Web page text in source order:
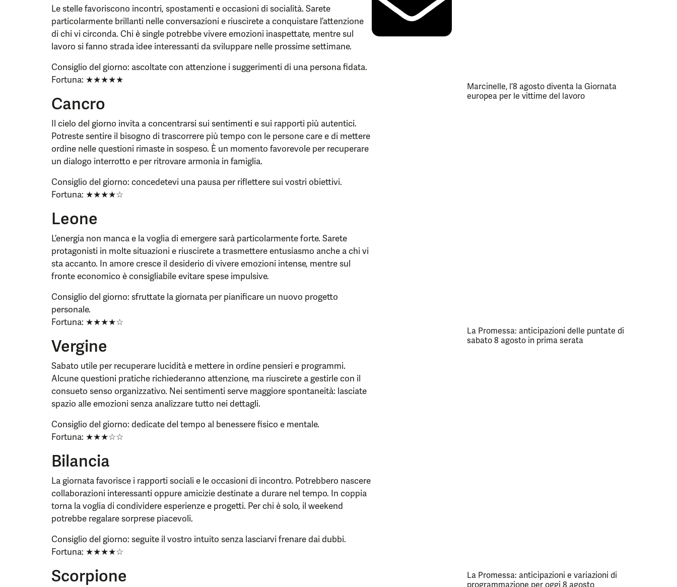
Le stelle favoriscono incontri, spostamenti e occasioni di socialità. Sarete
particolarmente brillanti nelle conversazioni e riuscirete a conquistare l’attenzione
di chi vi circonda. Chi è single potrebbe vivere emozioni inaspettate, mentre sul
lavoro si fanno strada idee interessanti da sviluppare nelle prossime settimane.
Consiglio del giorno: ascoltate con attenzione i suggerimenti di una persona fidata.
Fortuna: ★★★★★
Cancro
Il cielo del giorno invita a concentrarsi sui sentimenti e sui rapporti più autentici.
Potreste sentire il bisogno di trascorrere più tempo con le persone care e di mettere
ordine nelle questioni rimaste in sospeso. È un momento favorevole per recuperare
un dialogo interrotto e per ritrovare armonia in famiglia.
Consiglio del giorno: concedetevi una pausa per riflettere sui vostri obiettivi.
Fortuna: ★★★★☆
Leone
L’energia non manca e la voglia di emergere sarà particolarmente forte. Sarete
protagonisti in molte situazioni e riuscirete a trasmettere entusiasmo anche a chi vi
sta accanto. In amore cresce il desiderio di vivere emozioni intense, mentre sul
fronte economico è consigliabile evitare spese impulsive.
Consiglio del giorno: sfruttate la giornata per pianificare un nuovo progetto
personale.
Fortuna: ★★★★☆
Vergine
Sabato utile per recuperare lucidità e mettere in ordine pensieri e programmi.
Alcune questioni pratiche richiederanno attenzione, ma riuscirete a gestirle con il
consueto senso organizzativo. Nei sentimenti serve maggiore spontaneità: lasciate
spazio alle emozioni senza analizzare tutto nei dettagli.
Consiglio del giorno: dedicate del tempo al benessere fisico e mentale.
Fortuna: ★★★☆☆
Bilancia
La giornata favorisce i rapporti sociali e le occasioni di incontro. Potrebbero nascere
collaborazioni interessanti oppure amicizie destinate a durare nel tempo. In coppia
torna la voglia di condividere esperienze e progetti. Per chi è solo, il weekend
potrebbe regalare sorprese piacevoli.
Consiglio del giorno: seguite il vostro intuito senza lasciarvi frenare dai dubbi.
Fortuna: ★★★★☆
Scorpione
Marcinelle, l’8 agosto diventa la Giornata
europea per le vittime del lavoro
La Promessa: anticipazioni delle puntate di
sabato 8 agosto in prima serata
La Promessa: anticipazioni e variazioni di
programmazione per oggi 8 agosto